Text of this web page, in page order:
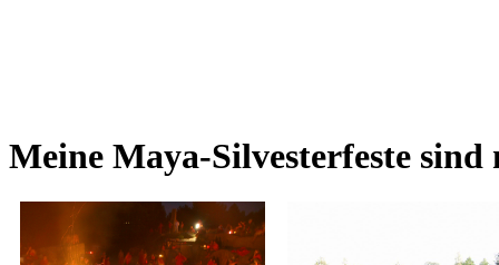
Meine Maya-Silvesterfeste